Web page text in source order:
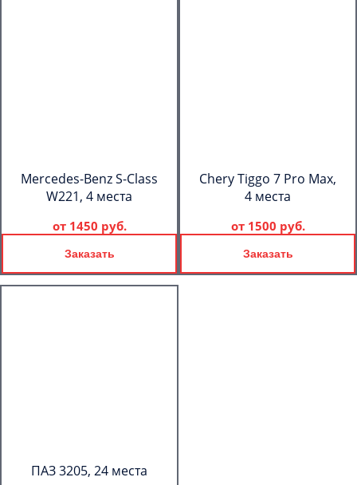
Mercedes-Benz S-Class
W221, 4 места
от 1450 руб.
Заказать
Chery Tiggo 7 Pro Max,
4 места
от 1500 руб.
Заказать
ПАЗ 3205, 24 места